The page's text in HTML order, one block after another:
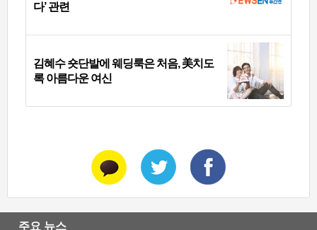
다’ 관련
김혜수 숏단발에 웨딩룩은 처음, 美치도
록 아름다운 여신
주요 뉴스